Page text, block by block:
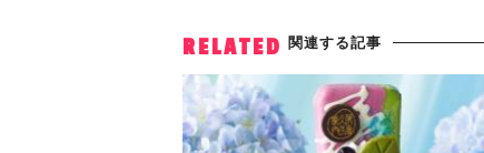
RELATED 関連する記事